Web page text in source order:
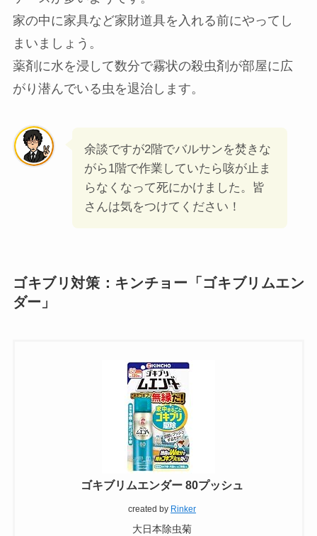
家の中に家具など家財道具を入れる前にやってし
まいましょう。
薬剤に水を浸して数分で霧状の殺虫剤が部屋に広
がり潜んでいる虫を退治します。
余談ですが2階でバルサンを焚きな
がら1階で作業していたら咳が止ま
らなくなって死にかけました。皆
さんは気をつけてください！
ゴキブリ対策：キンチョー「ゴキブリムエン
ダー」
ゴキブリムエンダー 80プッシュ
created by Rinker
大日本除虫菊